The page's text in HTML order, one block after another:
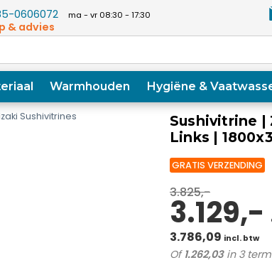
0606072 ma - vr 08:30 - 17:30
& advies
Warmhouden Hygiëne &
Sushivitrines
Sushivitrine |
Links |
GRATIS VERZENDING
3.825,-
3.129,-
3.786,09 incl. btw
Of 1.262,03in 3